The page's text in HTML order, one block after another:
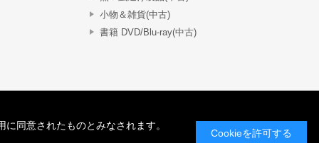
小物＆雑貨(中古)
書籍 DVD/Blu-ray(中古)
同意されたものとみなされます。
Cookieを許可する